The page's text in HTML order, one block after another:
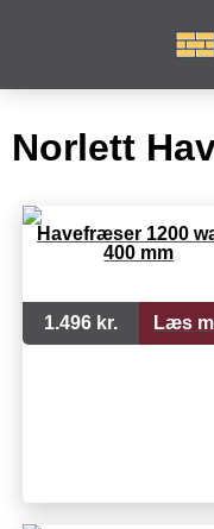
Norlett
Havefræser 1200
400 mm
1.496 kr. Læs